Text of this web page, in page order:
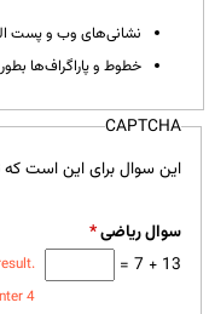
نشانی‌های وب و پست
خطوط و پاراگراف‌ها
CAPTCHA
این سوال برای این است
سوال ریاضی*
13 + 7 =
4.